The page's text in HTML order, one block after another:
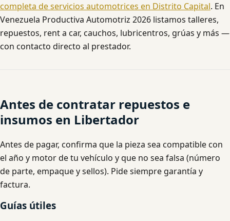
completa de servicios automotrices en Distrito Capital. En
Venezuela Productiva Automotriz 2026 listamos talleres,
repuestos, rent a car, cauchos, lubricentros, grúas y más —
con contacto directo al prestador.
Antes de contratar repuestos e
insumos en Libertador
Antes de pagar, confirma que la pieza sea compatible con
el año y motor de tu vehículo y que no sea falsa (número
de parte, empaque y sellos). Pide siempre garantía y
factura.
Guías útiles